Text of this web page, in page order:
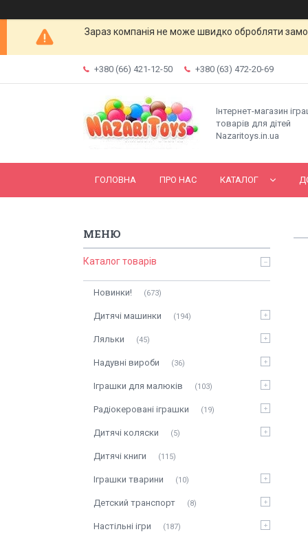
Зараз компанія не може швидко обробляти
+380 (66) 421-12-50 +380 (63) 472-20-69
Інтернет-магазин
товарів для дітей
Nazaritoys.in.ua
ГОЛОВНА ПРО НАС КАТАЛОГ
Каталог товарів
Новинки! 673
Дитячі машинки 194
Ляльки 45
Надувні вироби 36
Іграшки для малюків 103
Радіокеровані іграшки 19
Дитячі коляски 5
Дитячі книги 115
Іграшки тварини 10
Детский транспорт 8
Настільні ігри 187